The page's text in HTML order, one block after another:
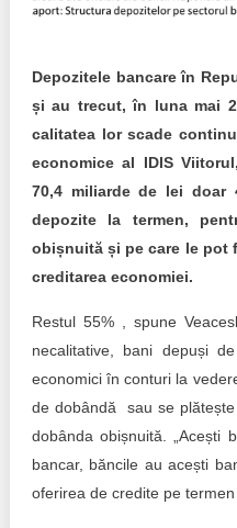
Trend Hunter
Aplică la BUNELE
Transparența
Cele mai bune și cele mai
Democrația, independența
Achiziții publice
Achizițiile publice în
Depozitele bancare în
și au trecut, în luna mai
calitatea lor scade
economice al IDIS
70,4 miliarde de lei doar
depozite la termen,
obișnuită și pe care le pot
creditarea economiei.
Restul 55% , spune
necalitative, bani depuși
economici în conturi la
de dobândă sau se
dobânda obișnuită. „Acești
bancar, băncile au acești
oferirea de credite pe termen